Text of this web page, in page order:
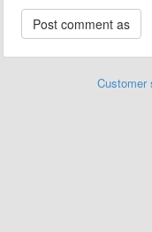
Customer